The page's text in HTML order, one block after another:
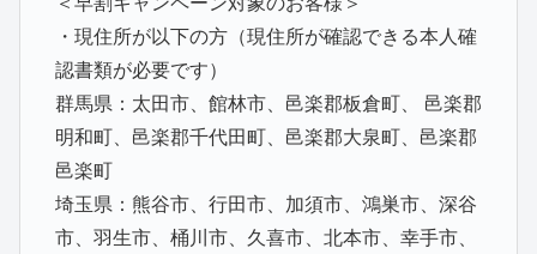
・現住所が以下の方（現住所が確認できる本人確
認書類が必要です）
群馬県：太田市、館林市、邑楽郡板倉町、 邑楽郡
明和町、邑楽郡千代田町、邑楽郡大泉町、邑楽郡
邑楽町
埼玉県：熊谷市、行田市、加須市、鴻巣市、深谷
市、羽生市、桶川市、久喜市、北本市、幸手市、